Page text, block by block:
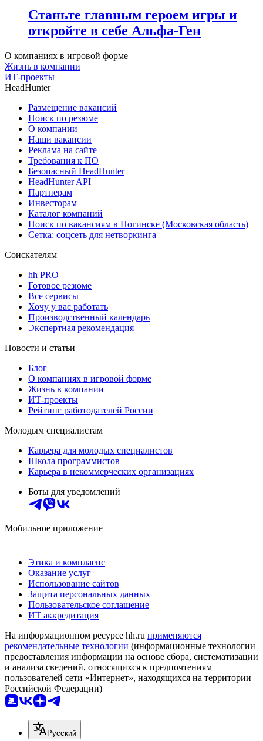
Станьте главным героем игры и
откройте в себе Альфа-Ген
О компаниях в игровой форме
Жизнь в компании
ИТ-проекты
HeadHunter
Размещение вакансий
Поиск по резюме
О компании
Наши вакансии
Реклама на сайте
Требования к ПО
Безопасный HeadHunter
HeadHunter API
Партнерам
Инвесторам
Каталог компаний
Поиск по вакансиям в Ногинске (Московская область)
Сетка: соцсеть для нетворкинга
Соискателям
hh PRO
Готовое резюме
Все сервисы
Хочу у вас работать
Производственный календарь
Экспертная рекомендация
Новости и статьи
Блог
О компаниях в игровой форме
Жизнь в компании
ИТ-проекты
Рейтинг работодателей России
Молодым специалистам
Карьера для молодых специалистов
Школа программистов
Карьера в некоммерческих организациях
Боты для уведомлений
Мобильное приложение
Этика и комплаенс
Оказание услуг
Использование сайтов
Защита персональных данных
Пользовательское соглашение
ИТ аккредитация
На информационном ресурсе hh.ru применяются
рекомендательные технологии (информационные технологии
предоставления информации на основе сбора, систематизации
и анализа сведений, относящихся к предпочтениям
пользователей сети «Интернет», находящихся на территории
Российской Федерации)
Русский